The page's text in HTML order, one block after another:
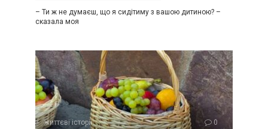
– Ти ж не думаєш, що я сидітиму з вашою дитиною? –
сказала моя
життєві історії 0